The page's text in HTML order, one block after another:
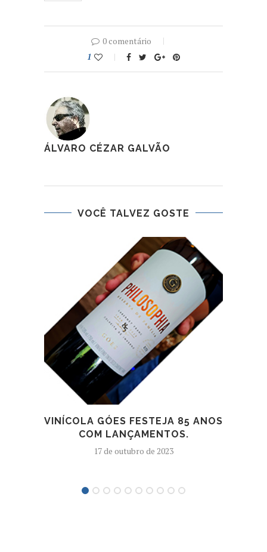
0 comentário
1
ÁLVARO CÉZAR GALVÃO
VOCÊ TALVEZ GOSTE
VINÍCOLA GÓES FESTEJA 85 ANOS
COM LANÇAMENTOS.
17 de outubro de 2023